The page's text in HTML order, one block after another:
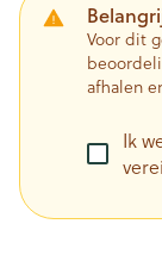
Voor dit
afhalen
Ik